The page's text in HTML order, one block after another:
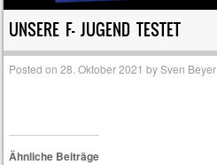
UNSERE F- JUGEND TESTET
Posted on28. Oktober 2021 bySven Beyer
Ähnliche Beiträge